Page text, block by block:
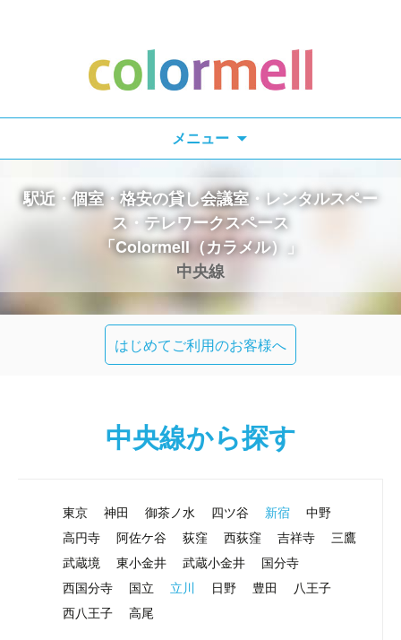
メニュー
索:
駅近・個室・格安の貸し会議室・レンタルスペー
ス・テレワークスペース
「Colormell（カラメル）」
中央線
はじめてご利用のお客様へ
中央線から探す
東京 神田 御茶ノ水 四ツ谷 新宿
中野
高円寺
阿佐ケ谷 荻窪 西荻窪 吉祥寺
三鷹
武蔵境
東小金井 武蔵小金井
国分寺
西国分寺
国立 立川 日野 豊田
八王子
西八王子
高尾